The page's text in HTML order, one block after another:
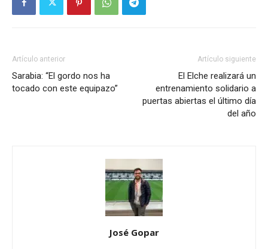
Artículo anterior
Sarabia: “El gordo nos ha
tocado con este equipazo”
Artículo siguiente
El Elche realizará un
entrenamiento solidario a
puertas abiertas el último día
del año
José Gopar